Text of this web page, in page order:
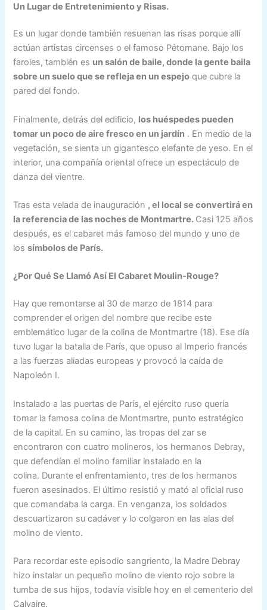
Un Lugar de Entretenimiento y Risas.
Es un lugar donde también resuenan las risas porque allí
actúan artistas circenses o el famoso Pétomane. Bajo los
faroles, también es un salón de baile, donde la gente baila
sobre un suelo que se refleja en un espejo que cubre la
pared del fondo.
Finalmente, detrás del edificio, los huéspedes pueden
tomar un poco de aire fresco en un jardín . En medio de la
vegetación, se sienta un gigantesco elefante de yeso. En el
interior, una compañía oriental ofrece un espectáculo de
danza del vientre.
Tras esta velada de inauguración , el local se convertirá en
la referencia de las noches de Montmartre. Casi 125 años
después, es el cabaret más famoso del mundo y uno de
lossímbolos de París.
¿Por Qué Se Llamó Así El Cabaret Moulin-Rouge?
Hay que remontarse al 30 de marzo de 1814 para
comprender el origen del nombre que recibe este
emblemático lugar de la colina de Montmartre (18). Ese día
tuvo lugar la batalla de París, que opuso al Imperio francés
a las fuerzas aliadas europeas y provocó la caída de
Napoleón I.
Instalado a las puertas de París, el ejército ruso quería
tomar la famosa colina de Montmartre, punto estratégico
de la capital. En su camino, las tropas del zar se
encontraron con cuatro molineros, los hermanos Debray,
que defendían el molino familiar instalado en la
colina. Durante el enfrentamiento, tres de los hermanos
fueron asesinados. El último resistió y mató al oficial ruso
que comandaba la carga. En venganza, los soldados
descuartizaron su cadáver y lo colgaron en las alas del
molino de viento.
Para recordar este episodio sangriento, la Madre Debray
hizo instalar un pequeño molino de viento rojo sobre la
tumba de sus hijos, todavía visible hoy en el cementerio del
Calvaire.